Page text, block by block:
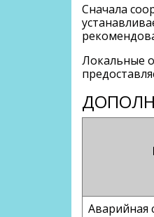
Сначала
Локальные
Аварийная